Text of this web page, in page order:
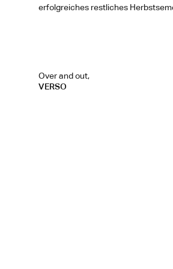
erfolgreiches restliches
Over and out,
VERSO